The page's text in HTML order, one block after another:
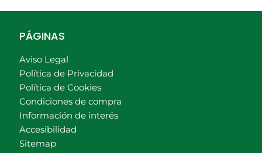
PÁGINAS
Aviso Legal
Política de Privacidad
Política de Cookies
Condiciones de compra
Información de interés
Accesibilidad
Sitemap